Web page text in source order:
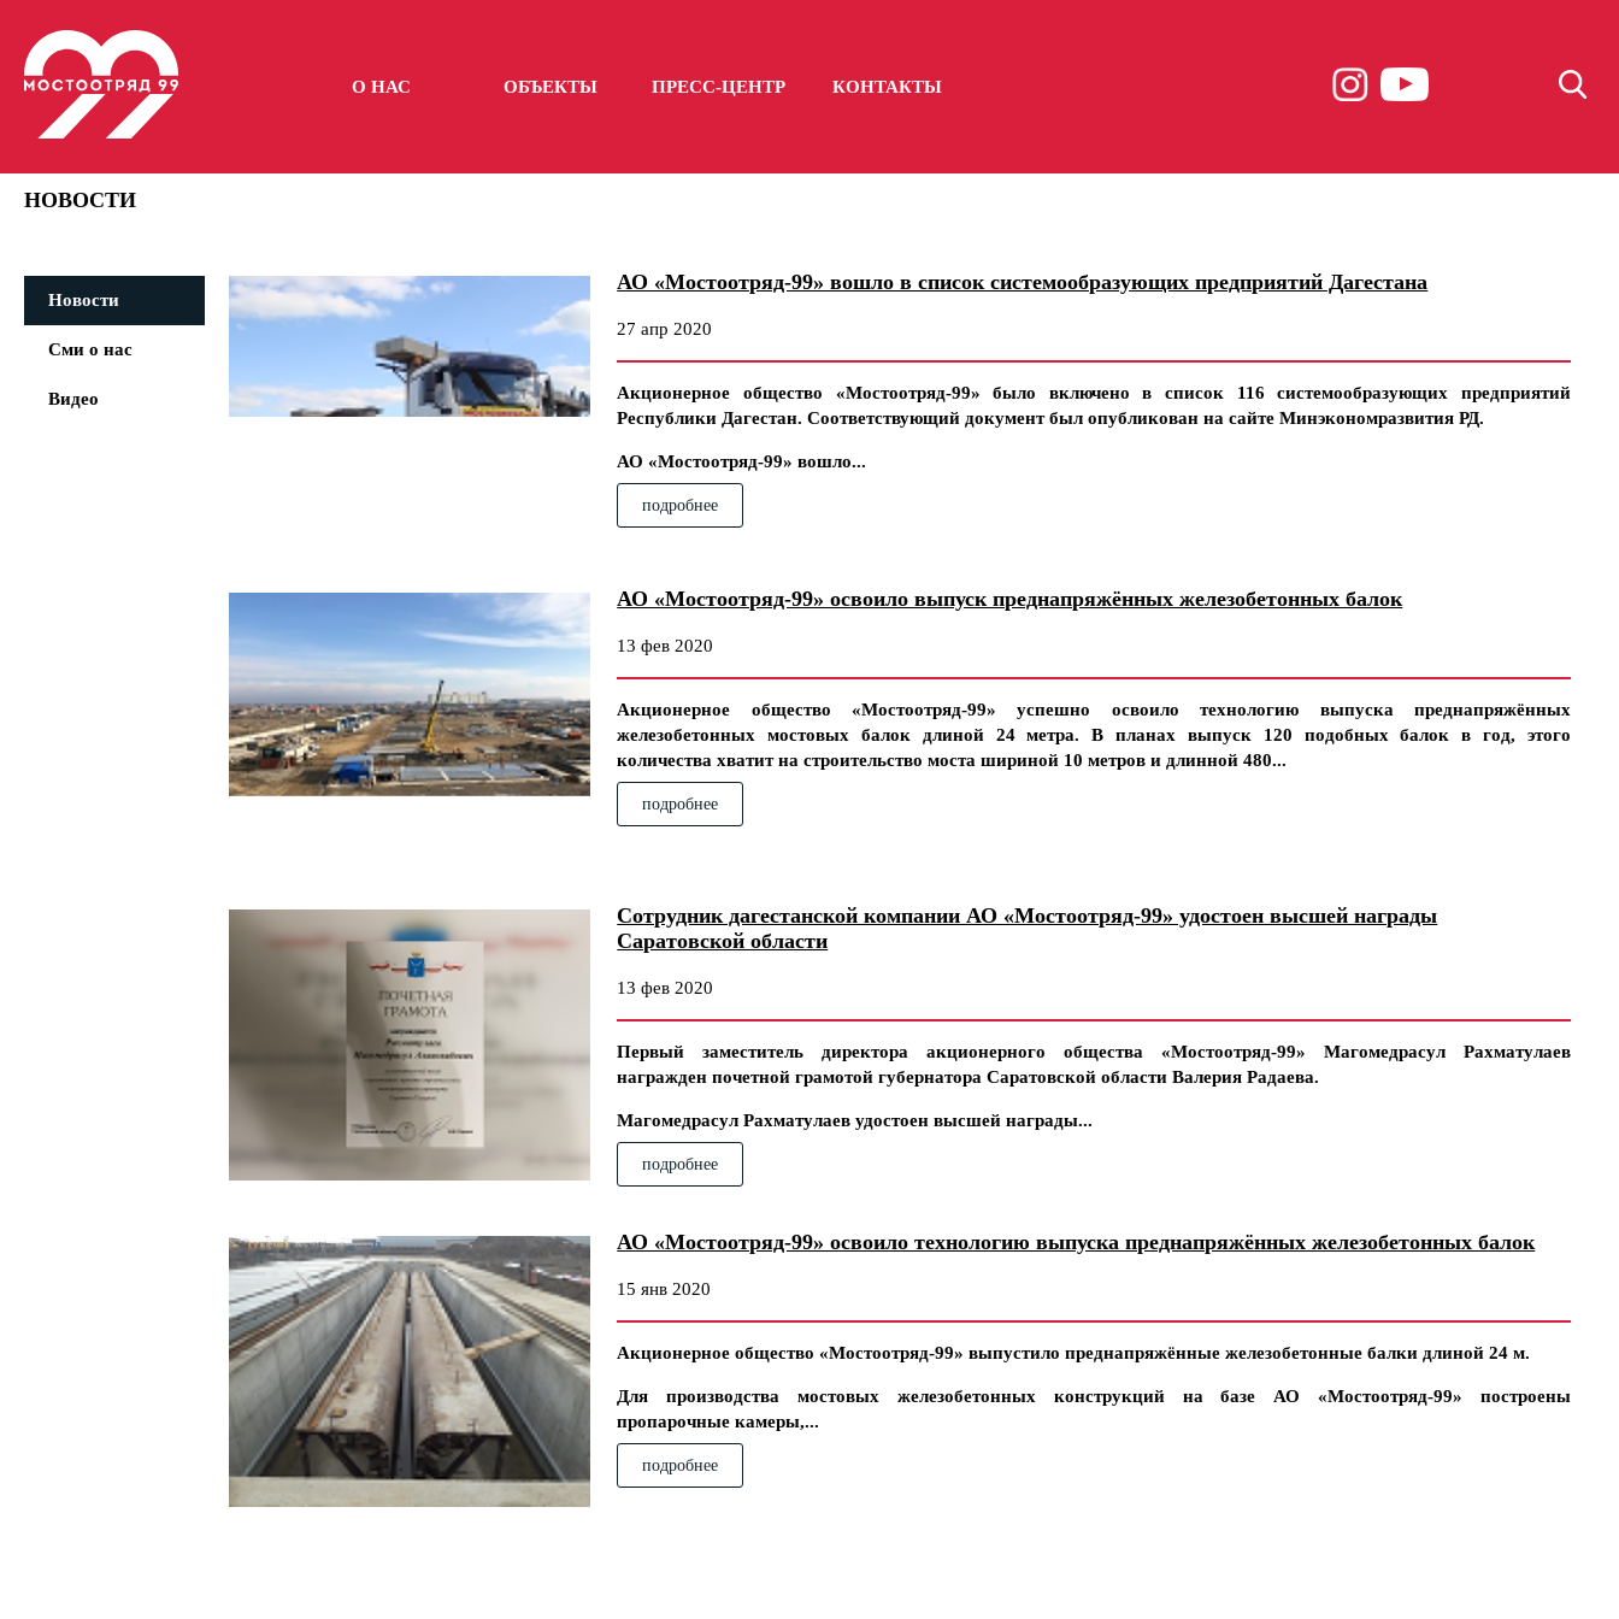
О НАС ОБЪЕКТЫ ПРЕСС-ЦЕНТР КОНТАКТЫ
НОВОСТИ
Новости
Сми о нас
Видео
АО «Мостоотряд-99» вошло в список системообразующих предприятий Дагестана
27 апр 2020
Акционерное общество «Мостоотряд-99» было включено в список 116 системообразующих предприятий
Республики Дагестан. Соответствующий документ был опубликован на сайте Минэкономразвития РД.
АО «Мостоотряд-99» вошло...
подробнее
АО «Мостоотряд-99» освоило выпуск преднапряжённых железобетонных балок
13 фев 2020
Акционерное общество «Мостоотряд-99» успешно освоило технологию выпуска преднапряжённых
железобетонных мостовых балок длиной 24 метра. В планах выпуск 120 подобных балок в год, этого
количества хватит на строительство моста шириной 10 метров и длинной 480...
подробнее
Сотрудник дагестанской компании АО «Мостоотряд-99» удостоен высшей награды
Саратовской области
13 фев 2020
Первый заместитель директора акционерного общества «Мостоотряд-99» Магомедрасул Рахматулаев
награжден почетной грамотой губернатора Саратовской области Валерия Радаева.
Магомедрасул Рахматулаев удостоен высшей награды...
подробнее
АО «Мостоотряд-99» освоило технологию выпуска преднапряжённых железобетонных балок
15 янв 2020
Акционерное общество «Мостоотряд-99» выпустило преднапряжённые железобетонные балки длиной 24 м.
Для производства мостовых железобетонных конструкций на базе АО «Мостоотряд-99» построены
пропарочные камеры,...
подробнее